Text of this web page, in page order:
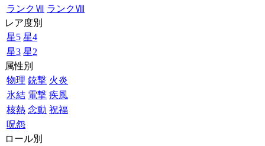
ランクⅦ ランクⅧ
レア度別
星5 星4
星3 星2
属性別
物理 銃撃 火炎
氷結 電撃 疾風
核熱 念動 祝福
呪怨
ロール別